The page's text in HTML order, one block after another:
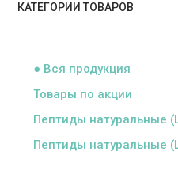
КАТЕГОРИИ ТОВАРОВ
● Вся продукция
Товары по акции
Пептиды натуральные
Пептиды натуральные